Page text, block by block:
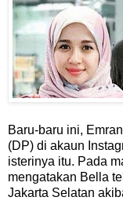
Baru-baru ini,
(DP) di akaun
isterinya itu. Pada
mengatakan Bella
Jakarta Selatan